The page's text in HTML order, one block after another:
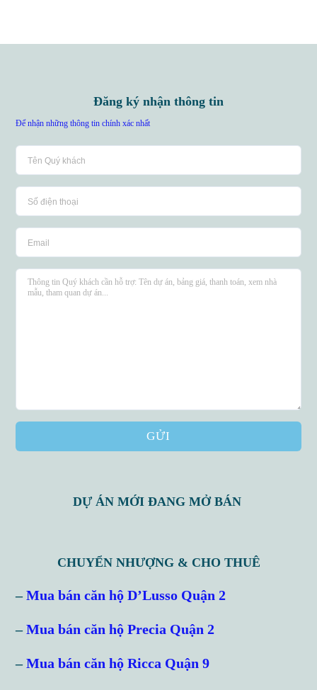
Đăng ký nhận thông tin
Để nhận những thông tin chính xác nhất
GỬI
DỰ ÁN MỚI ĐANG MỞ BÁN
CHUYỂN NHƯỢNG & CHO THUÊ
–Mua bán căn hộ D’Lusso Quận 2
–Mua bán căn hộ Precia Quận 2
–Mua bán căn hộ Ricca Quận 9